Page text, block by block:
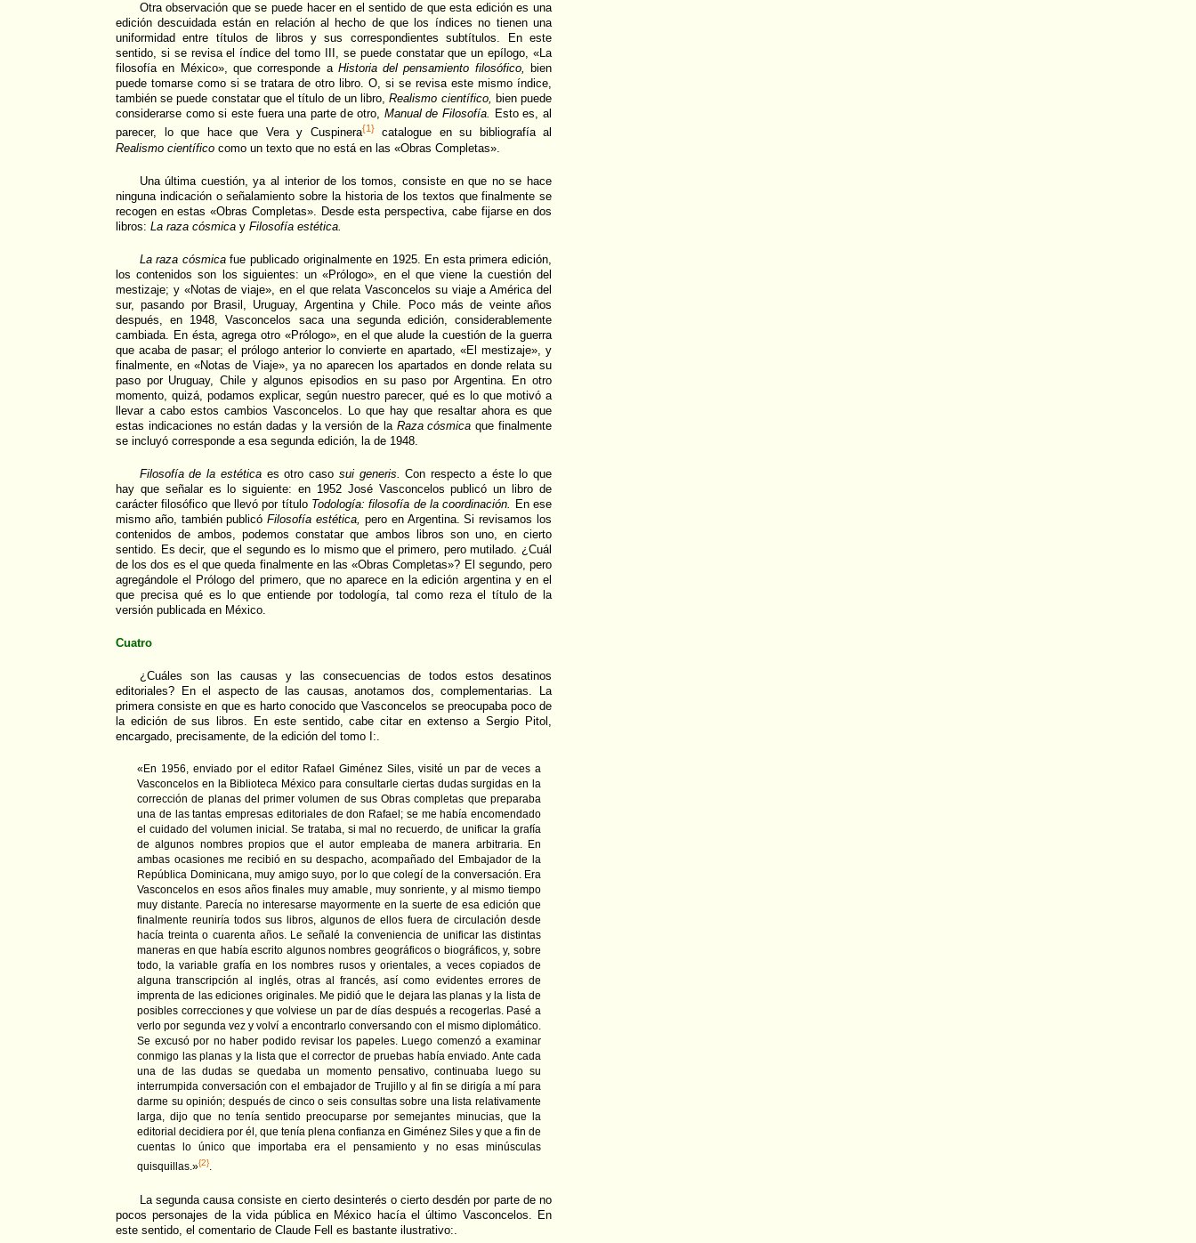
Otra observación que se puede hacer en el sentido de que esta edición es una
edición descuidada están en relación al hecho de que los índices no tienen una
uniformidad entre títulos de libros y sus correspondientes subtítulos. En este
sentido, si se revisa el índice del tomo III, se puede constatar que un epílogo, «La
filosofía en México», que corresponde a Historia del pensamiento filosófico,
bien
puede tomarse como si se tratara de otro libro. O, si se revisa este mismo índice,
también se puede constatar que el título de un libro,Realismo científico, bien puede
considerarse como si este fuera una parte de otro, Manual de Filosofía. Esto es, al
parecer, lo que hace que Vera y Cuspinera{1}catalogue en su bibliografía al
Realismo científico como un texto que no está en las «Obras Completas».
Una última cuestión, ya al interior de los tomos, consiste en que no se hace
ninguna indicación o señalamiento sobre la historia de los textos que finalmente se
recogen en estas «Obras Completas». Desde esta perspectiva, cabe fijarse en dos
libros: La raza cósmica y Filosofía estética.
La raza cósmicafue publicado originalmente en 1925. En esta primera edición,
los contenidos son los siguientes: un «Prólogo», en el que viene la cuestión del
mestizaje; y «Notas de viaje», en el que relata Vasconcelos su viaje a América del
sur, pasando por Brasil, Uruguay, Argentina y Chile. Poco más de veinte años
después, en 1948, Vasconcelos saca una segunda edición, considerablemente
cambiada. En ésta, agrega otro «Prólogo», en el que alude la cuestión de la guerra
que acaba de pasar; el prólogo anterior lo convierte en apartado, «El mestizaje», y
finalmente, en «Notas de Viaje», ya no aparecen los apartados en donde relata su
paso por Uruguay, Chile y algunos episodios en su paso por Argentina. En otro
momento, quizá, podamos explicar, según nuestro parecer, qué es lo que motivó a
llevar a cabo estos cambios Vasconcelos. Lo que hay que resaltar ahora es que
estas indicaciones no están dadas y la versión de la Raza cósmica que finalmente
se incluyó corresponde a esa segunda edición, la de 1948.
Filosofía de la estéticaes otro caso sui generis.
Con respecto a éste lo que
hay que señalar es lo siguiente: en 1952 José Vasconcelos publicó un libro de
carácter filosófico que llevó por título Todología: filosofía de la coordinación.
En ese
mismo año, también publicóFilosofía estética, pero en Argentina. Si revisamos los
contenidos de ambos, podemos constatar que ambos libros son uno, en cierto
sentido. Es decir, que el segundo es lo mismo que el primero, pero mutilado. ¿Cuál
de los dos es el que queda finalmente en las «Obras Completas»? El segundo, pero
agregándole el Prólogo del primero, que no aparece en la edición argentina y en el
que precisa qué es lo que entiende por todología, tal como reza el título de la
versión publicada en México.
Cuatro
¿Cuáles son las causas y las consecuencias de todos estos desatinos
editoriales? En el aspecto de las causas, anotamos dos, complementarias. La
primera consiste en que es harto conocido que Vasconcelos se preocupaba poco de
la edición de sus libros. En este sentido, cabe citar en extenso a Sergio Pitol,
encargado, precisamente, de la edición del tomo I:.
«En 1956, enviado por el editor Rafael Giménez Siles, visité un par de veces a
Vasconcelos en la Biblioteca México para consultarle ciertas dudas surgidas en la
corrección de planas del primer volumen de sus Obras completas que preparaba
una de las tantas empresas editoriales de don Rafael; se me había encomendado
el cuidado del volumen inicial. Se trataba, si mal no recuerdo, de unificar la grafía
de algunos nombres propios que el autor empleaba de manera arbitraria. En
ambas ocasiones me recibió en su despacho, acompañado del Embajador de la
República Dominicana, muy amigo suyo, por lo que colegí de la conversación. Era
Vasconcelos en esos años finales muy amable, muy sonriente, y al mismo tiempo
muy distante. Parecía no interesarse mayormente en la suerte de esa edición que
finalmente reuniría todos sus libros, algunos de ellos fuera de circulación desde
hacía treinta o cuarenta años. Le señalé la conveniencia de unificar las distintas
maneras en que había escrito algunos nombres geográficos o biográficos, y, sobre
todo, la variable grafía en los nombres rusos y orientales, a veces copiados de
alguna transcripción al inglés, otras al francés, así como evidentes errores de
imprenta de las ediciones originales. Me pidió que le dejara las planas y la lista de
posibles correcciones y que volviese un par de días después a recogerlas. Pasé a
verlo por segunda vez y volví a encontrarlo conversando con el mismo diplomático.
Se excusó por no haber podido revisar los papeles. Luego comenzó a examinar
conmigo las planas y la lista que el corrector de pruebas había enviado. Ante cada
una de las dudas se quedaba un momento pensativo, continuaba luego su
interrumpida conversación con el embajador de Trujillo y al fin se dirigía a mí para
darme su opinión; después de cinco o seis consultas sobre una lista relativamente
larga, dijo que no tenía sentido preocuparse por semejantes minucias, que la
editorial decidiera por él, que tenía plena confianza en Giménez Siles y que a fin de
cuentas lo único que importaba era el pensamiento y no esas minúsculas
quisquillas.»{2}
La segunda causa consiste en cierto desinterés o cierto desdén por parte de no
pocos personajes de la vida pública en México hacía el último Vasconcelos. En
este sentido, el comentario de Claude Fell es bastante ilustrativo:.